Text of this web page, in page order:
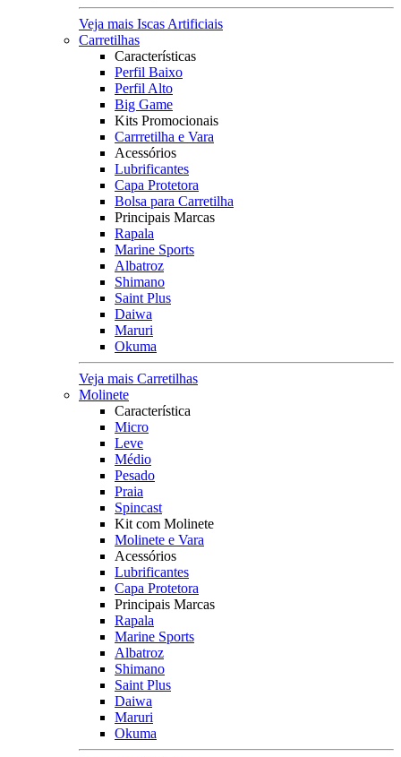
Veja mais Iscas Artificiais
Carretilhas
Características
Perfil Baixo
Perfil Alto
Big Game
Kits Promocionais
Carrretilha e Vara
Acessórios
Lubrificantes
Capa Protetora
Bolsa para Carretilha
Principais Marcas
Rapala
Marine Sports
Albatroz
Shimano
Saint Plus
Daiwa
Maruri
Okuma
Veja mais Carretilhas
Molinete
Característica
Micro
Leve
Médio
Pesado
Praia
Spincast
Kit com Molinete
Molinete e Vara
Acessórios
Lubrificantes
Capa Protetora
Principais Marcas
Rapala
Marine Sports
Albatroz
Shimano
Saint Plus
Daiwa
Maruri
Okuma